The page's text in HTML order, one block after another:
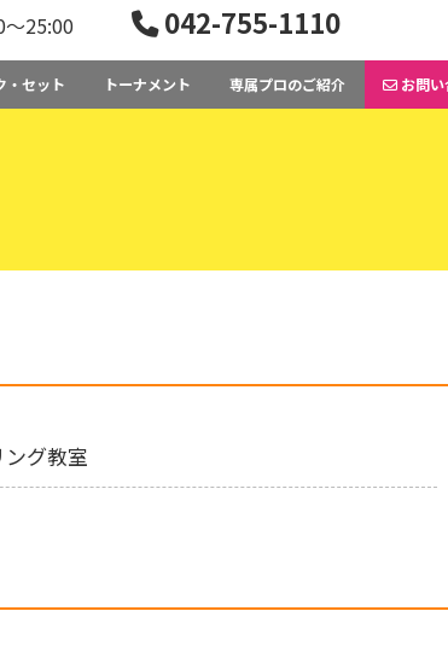
25:00 042-755-1110
・セット トーナメント 専属プロのご紹介 お問
グ教室